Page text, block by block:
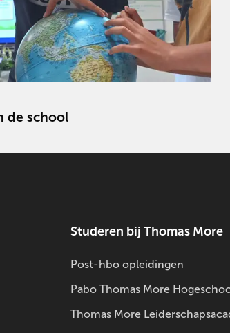
de school
Studeren bij Thomas More
Post-hbo opleidingen
Pabo Thomas More
Thomas More